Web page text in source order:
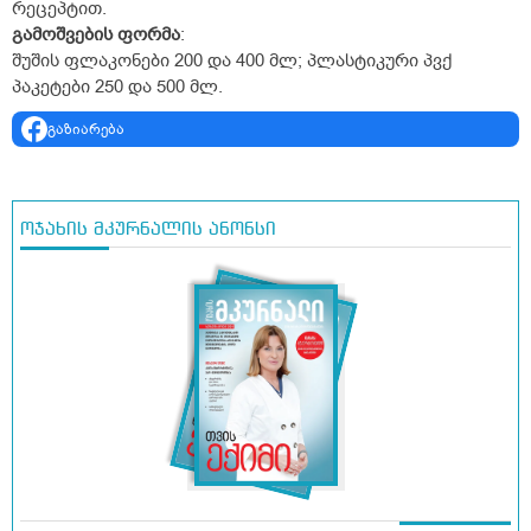
რეცეპტით.
გამოშვების ფორმა:
შუშის ფლაკონები 200 და 400 მლ; პლასტიკური პვქ
პაკეტები 250 და 500 მლ.
გაზიარება
ოჯახის მკურნალის ანონსი